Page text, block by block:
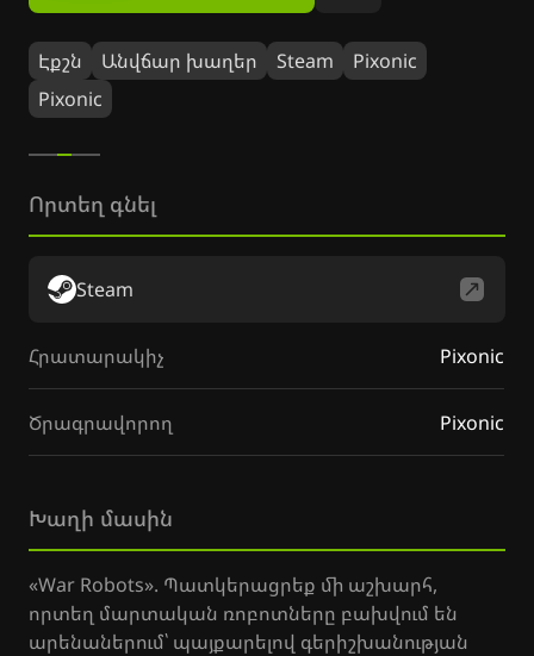
Էքշն Անվճար խաղեր Steam
Pixonic
Pixonic
Խաղի մասին
«War Robots». Պատկերացրեք մի աշխարհ,
որտեղ մարտական ռոբոտները բախվում են
արենաներում՝ պայքարելով գերիշխանության
Որտեղ գնել
Steam
Հրատարակիչ Pixonic
Ծրագրավորող Pixonic